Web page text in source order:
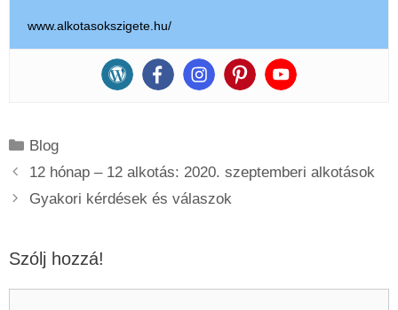
www.alkotasokszigete.hu/
Kategória
Blog
12 hónap – 12 alkotás: 2020. szeptemberi alkotások
Gyakori kérdések és válaszok
Szólj hozzá!